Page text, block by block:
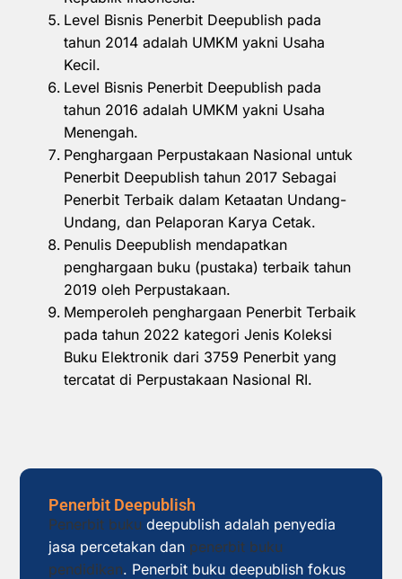
Level Bisnis Penerbit Deepublish pada
tahun 2014 adalah UMKM yakni Usaha
Kecil.
Level Bisnis Penerbit Deepublish pada
tahun 2016 adalah UMKM yakni Usaha
Menengah.
Penghargaan Perpustakaan Nasional untuk
Penerbit Deepublish tahun 2017 Sebagai
Penerbit Terbaik dalam Ketaatan Undang-
Undang, dan Pelaporan Karya Cetak.
Penulis Deepublish mendapatkan
penghargaan buku (pustaka) terbaik tahun
2019 oleh Perpustakaan.
Memperoleh penghargaan Penerbit Terbaik
pada tahun 2022 kategori Jenis Koleksi
Buku Elektronik dari 3759 Penerbit yang
tercatat di Perpustakaan Nasional RI.
Penerbit Deepublish
Penerbit buku deepublish adalah penyedia
jasa percetakan dan penerbit buku
pendidikan. Penerbit buku deepublish fokus